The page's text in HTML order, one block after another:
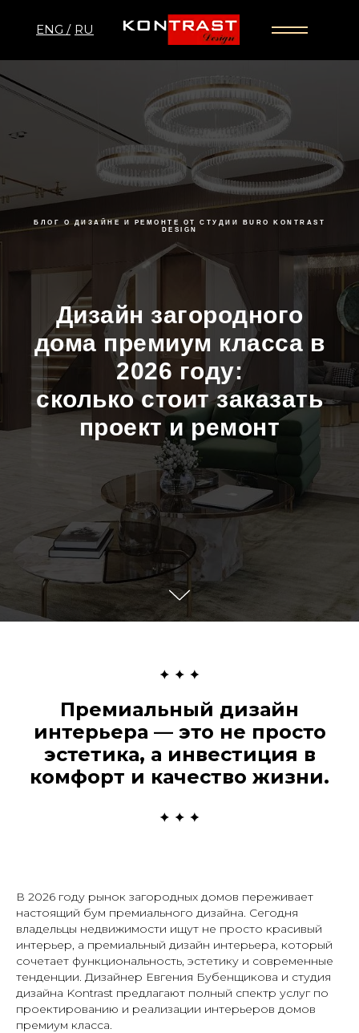
ENG / RU
БЛОГ О ДИЗАЙНЕ И РЕМОНТЕ ОТ СТУДИИ BURO KONTRAST
DESIGN
Дизайн загородного
дома премиум класса в
2026 году:
сколько стоит заказать
проект и ремонт
Премиальный дизайн
интерьера — это не просто
эстетика, а инвестиция в
комфорт и качество жизни.
В 2026 году рынок загородных домов переживает
настоящий бум премиального дизайна. Сегодня
владельцы недвижимости ищут не просто красивый
интерьер, а премиальный дизайн интерьера, который
сочетает функциональность, эстетику и современные
тенденции. Дизайнер Евгения Бубенщикова и студия
дизайна Kontrast предлагают полный спектр услуг по
проектированию и реализации интерьеров домов
премиум класса.